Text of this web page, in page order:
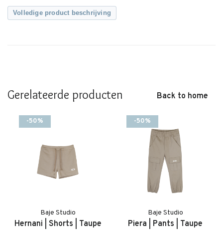
heeft je kind voldoende bewegingsvrijheid tijdens school,
spelen en andere dagelijkse momenten.
Let op: dit merk valt groot.
meten het shirt graag voor je na, zodat je zeker weet dat je de
Kenmerken:
• Coz Shortsleeve Shirt van Baje
• Comfortabele pasvorm
• Tijdloze en moderne uitstraling
Volledige product beschrijving
Gerelateerde producten Back to home
-50%
Baje Studio
Hernani | Shorts | Taupe
-50%
Baje Studio
Piera | Pants | Taupe